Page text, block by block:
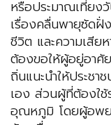
หรือประมาณเที่ยงวั
เรื่องคลื่นพายุซัดฝั่
ชีวิต และความเสีย
ต้องขอให้ผู้อยู่อา
ถิ่นแนะนำให้ประช
เอง ส่วนผู้ที่ต้องใ
อุณหภูมิ โดยผู้อพย